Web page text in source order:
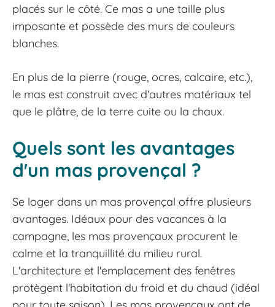
placés sur le côté. Ce mas a une taille plus
imposante et possède des murs de couleurs
blanches.
En plus de la pierre (rouge, ocres, calcaire, etc.),
le mas est construit avec d'autres matériaux tel
que le plâtre, de la terre cuite ou la chaux.
Quels sont les avantages
d'un mas provençal ?
Se loger dans un mas provençal offre plusieurs
avantages. Idéaux pour des vacances à la
campagne, les mas provençaux procurent le
calme et la tranquillité du milieu rural.
L'architecture et l'emplacement des fenêtres
protègent l'habitation du froid et du chaud (idéal